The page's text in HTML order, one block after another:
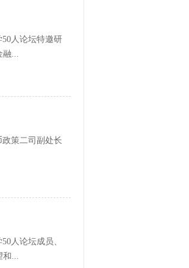
人论坛特邀研
融...
策二司副处长
人论坛成员、
和...